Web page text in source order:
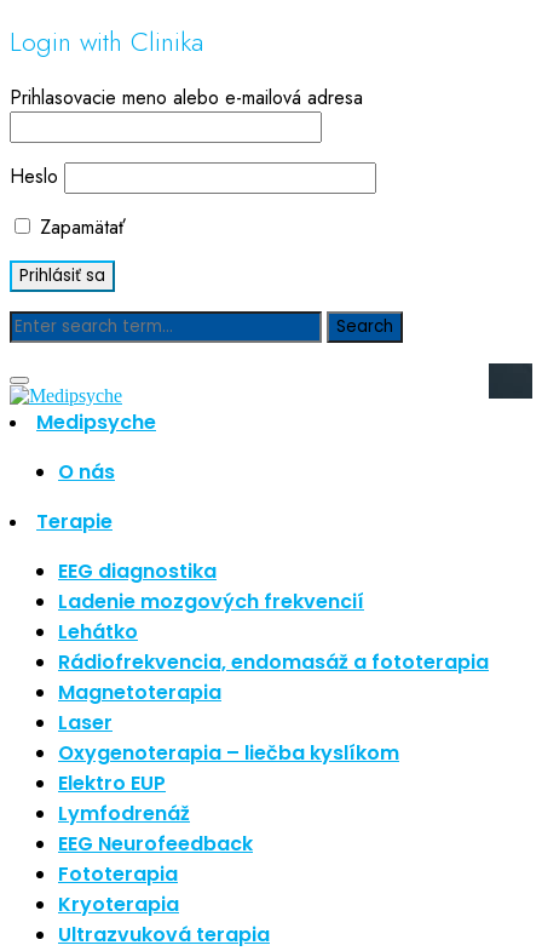
Login with Clinika
Prihlasovacie meno alebo e-mailová adresa
Heslo
Zapamätať
Medipsyche
O nás
Terapie
EEG diagnostika
Ladenie mozgových frekvencií
Lehátko
Rádiofrekvencia, endomasáž a fototerapia
Magnetoterapia
Laser
Oxygenoterapia – liečba kyslíkom
Elektro EUP
Lymfodrenáž
EEG Neurofeedback
Fototerapia
Kryoterapia
Ultrazvuková terapia
Blog
Hľadať
Najnovšie články
Nové polarizované svetlo
So psoriázou netreba žiť
Rozšírenie služieb
Hudba a vývoj mozgu
Najnovšie komentáre
Žiadne komentáre na zobrazenie.
Archív
september 2021
apríl 2021
august 2020